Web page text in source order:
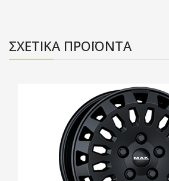
ΣΧΕΤΙΚΑ ΠΡΟΪΟΝΤΑ